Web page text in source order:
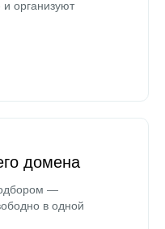
организуют
домена
—
в одной